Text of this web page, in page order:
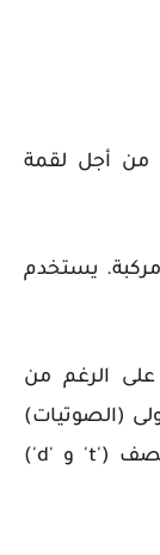
من أجل لقمة
يستخدم
على الرغم من
(الصوتيات)
هي نفسها. الحروف الساكنة في المنتصف ('t' و 'd')